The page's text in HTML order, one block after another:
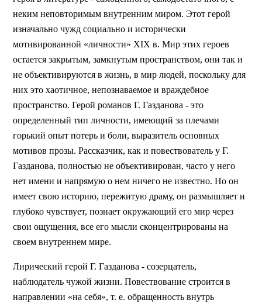
неким неповторимым внутренним миром. Этот герой
изначально чужд социально и исторически
мотивированной «личности» XIX в. Мир этих героев
остается закрытым, замкнутым пространством, они так и
не объективируются в жизнь, в мир людей, поскольку для
них это хаотичное, непознаваемое и враждебное
пространство. Герой романов Г. Газданова - это
определенный тип личности, имеющий за плечами
горький опыт потерь и боли, выразитель основных
мотивов прозы. Рассказчик, как и повествователь у Г.
Газданова, полностью не объективирован, часто у него
нет имени и напрямую о нем ничего не известно. Но он
имеет свою историю, пережитую драму, он размышляет и
глубоко чувствует, познает окружающий его мир через
свои ощущения, все его мысли сконцентрированы на
своем внутреннем мире.
Лирический герой Г. Газданова - созерцатель,
наблюдатель чужой жизни. Повествование строится в
направлении «на себя», т. е. обращенность внутрь